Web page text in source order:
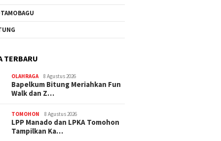
TERBARU
OLAHRAGA 8 Agustus 2026
Bapelkum Bitung Meriahkan Fun
Walk dan Z…
TOMOHON 8 Agustus 2026
LPP Manado dan LPKA Tomohon
Tampilkan Ka…